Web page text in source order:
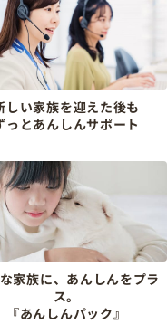
しい家族を迎えた後も
っとあんしんサポート
家族に、あんしんをプラ
ス。
『あんしんパック』